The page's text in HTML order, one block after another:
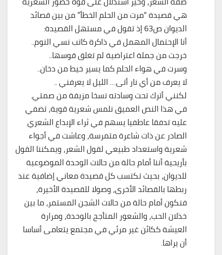
هي قصيدة “مرت من الحلم الخطأ” من بين قصائد
الديوان ص63 إذ تقول في مستهل القصيدة:
أنا الإحتمال المهمل في ذاكرة كاتب نسي النوم..
خرجت من جملة اعتراضية لم تغلق قوسها..
وسرت في هواء الحلم كما يسير خيط من دخان..
لا يعرف من أي نار أتى… الليل لا يعرفني ..
لكنني أترك تحت وسادته نسخا مزيفة من صمتي.
في هذا النص العميق نلمس شعرية قوية، تضفي
عليه تدفقا عاطفيا يسهم في ثراء الإبداع الشعري
الصادر عن ذات شاعرة متمرسة، وعاشت في أجواء
شعرية واستعداد طبيعي لقول الشعر، ويمكننا القول
بأريحية أننا أمام حالة من حالات الوحدة الموضوعية
للديوان، بحيث تكتسب كل قصيدة معاني إضافية عند
ربطها بالقصائد الأخرى، وصولا للقصيدة الأخيرة،
فنكون أمام حالة من حالات الشجن المستمر، ما بين
خذلان الحب، والشعور المتأجج بالوحدة، ومرارة
العيشة ككائن غير مرئي في مجتمع يتعامى أساسا
أن يراها.